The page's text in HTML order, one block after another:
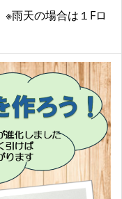
天の場合は１Fロ